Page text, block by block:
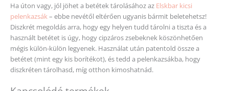
Ha úton vagy, jól jöhet a betétek tárolásához az Elskbar kicsi
pelenkazsák– ebbe nevétől eltérően ugyanis bármit beletehetsz!
Diszkrét megoldás arra, hogy egy helyen tudd tárolni a tiszta és a
használt betétet is úgy, hogy cipzáros zsebeknek köszönhetően
mégis külön-külön legyenek. Használat után patentold össze a
betétet (mint egy kis borítékot), és tedd a pelenkazsákba, hogy
diszkréten tárolhasd, míg otthon kimoshatnád.